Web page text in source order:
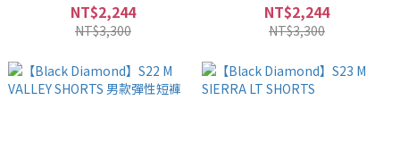
NT$2,244
NT$3,300
NT$2,244
NT$3,300